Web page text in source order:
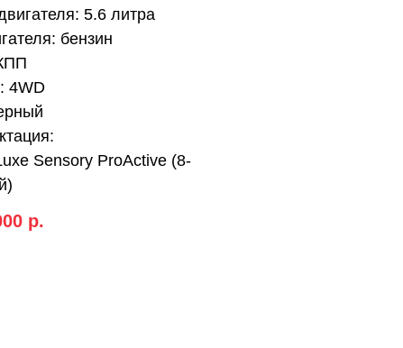
5.6 литра
бензин
4WD
Sensory ProActive (8-
р.